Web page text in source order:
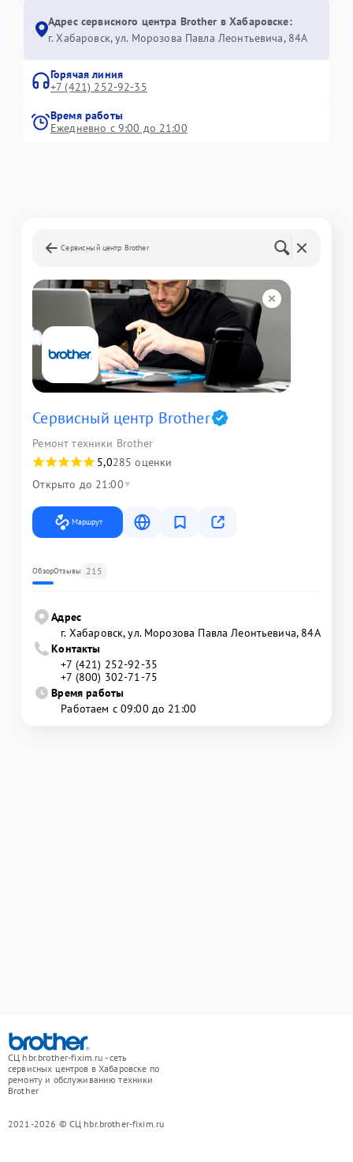
Адрес сервисного центра Brother в Хабаровске:
г. Хабаровск, ул. Морозова Павла Леонтьевича, 84А
Горячая линия
+7 (421) 252-92-35
Время работы
Ежедневно с 9:00 до 21:00
Сервисный центр Brother
Сервисный центр Brother
Ремонт техники Brother
5,0285 оценки
Открыто до 21:00
Маршрут
ОбзорОтзывы 215
Адрес
г. Хабаровск, ул. Морозова Павла Леонтьевича, 84А
Контакты
+7 (421) 252-92-35
+7 (800) 302-71-75
Время работы
Работаем с 09:00 до 21:00
СЦ hbr.brother-fixim.ru - сеть
сервисных центров в Хабаровске по
ремонту и обслуживанию техники
Brother
2021-2026 © СЦ hbr.brother-fixim.ru